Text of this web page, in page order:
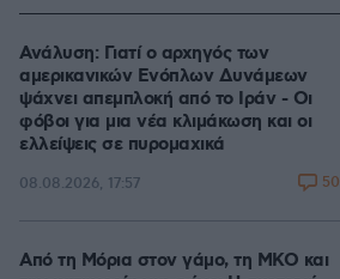
Ανάλυση: Γιατί ο αρχηγός των
αμερικανικών Ενόπλων Δυνάμεων
ψάχνει απεμπλοκή από το Ιράν - Οι
φόβοι για μια νέα κλιμάκωση και οι
ελλείψεις σε πυρομαχικά
08.08.2026, 17:57 50
Από τη Μόρια στον γάμο, τη ΜΚΟ και